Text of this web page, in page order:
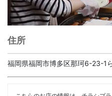
住所
福岡県福岡市博多区那珂6-23-1